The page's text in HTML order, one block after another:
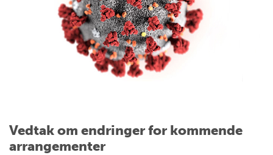
Vedtak om endringer for kommende
arrangementer